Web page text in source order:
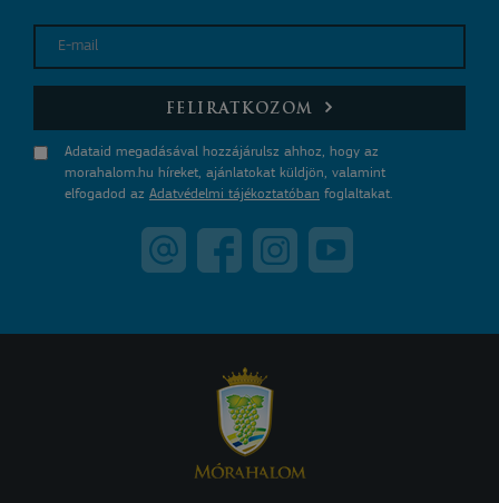
E-mail
FELIRATKOZOM
Adataid megadásával hozzájárulsz ahhoz, hogy az
morahalom.hu híreket, ajánlatokat küldjön, valamint
elfogadod az Adatvédelmi tájékoztatóban foglaltakat.